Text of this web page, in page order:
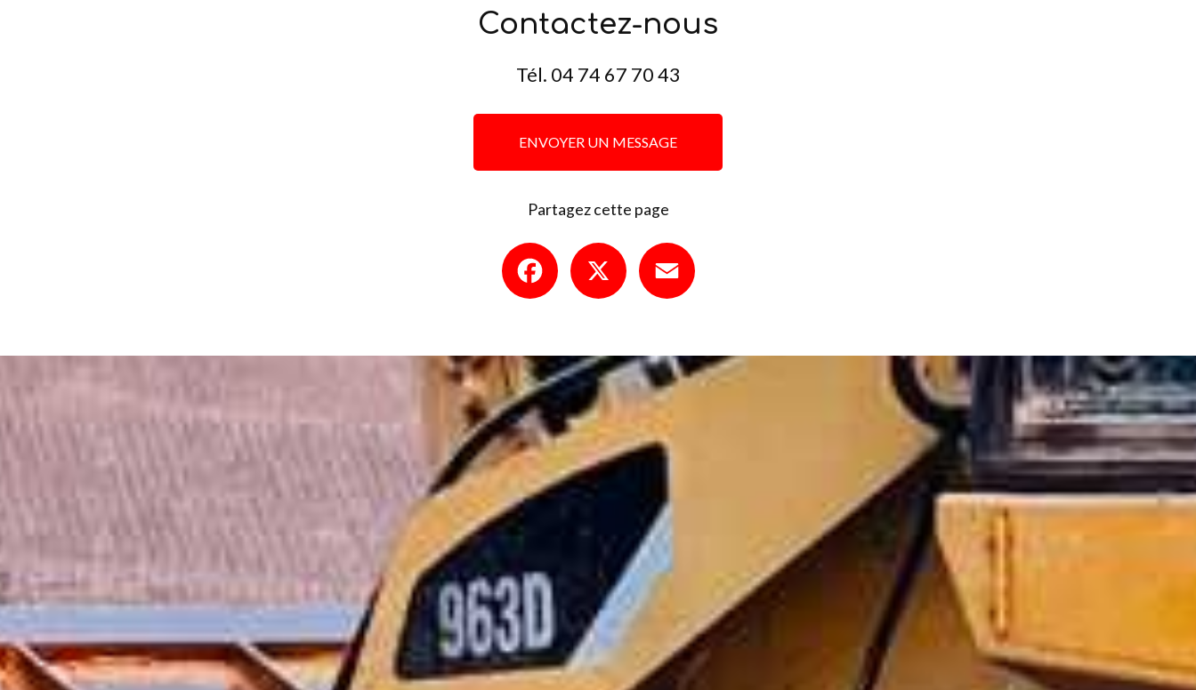
Contactez-nous
Tél. 04 74 67 70 43
ENVOYER UN MESSAGE
Partagez cette page
Facebook